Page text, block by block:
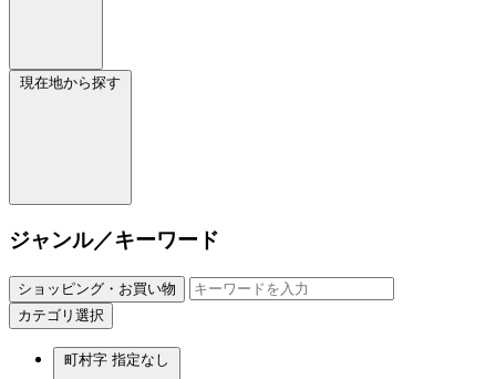
現在地から探す
ジャンル／キーワード
ショッピング・お買い物
カテゴリ選択
町村字 指定なし